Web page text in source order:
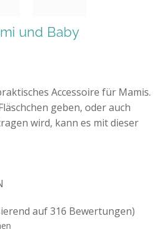
und Baby
Accessoire für Mamis.
geben, oder auch
wird, kann es mit dieser
auf 316 Bewertungen)